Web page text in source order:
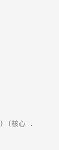
(核心 .